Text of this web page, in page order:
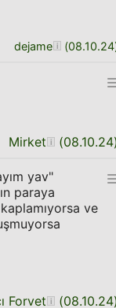
dejame (08.10.24
Mirket (08.10.24
yav"
paraya
ve
Forvet (08.10.24